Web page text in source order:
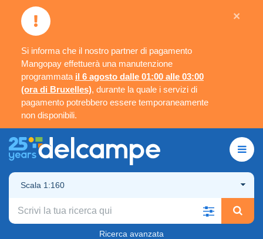
Si informa che il nostro partner di pagamento
Mangopay effettuerà una manutenzione
programmata il 6 agosto dalle 01:00 alle 03:00
(ora di Bruxelles), durante la quale i servizi di
pagamento potrebbero essere temporaneamente
non disponibili.
×
Scala 1:160
Ricerca avanzata